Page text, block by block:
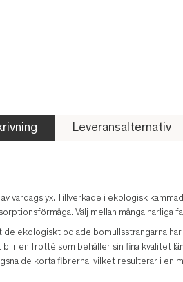
Leveransalternativ
vardagslyx. Tillverkade i ekologisk
Välj mellan många härliga
ekologiskt odlade bomullssträngarna
en frotté som behåller sin fina kvalitet
de korta fibrerna, vilket resulterar i en